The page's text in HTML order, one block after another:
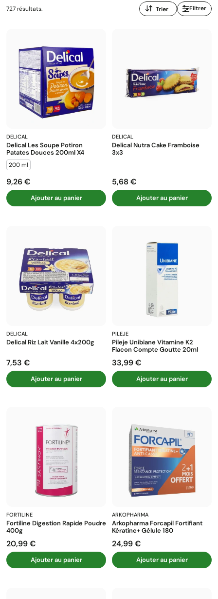
727 résultats.
Trier
par
Filtrer
DELICAL
Delical Les Soupe Potiron
Patates Douces 200ml X4
200 ml
Prix
9,26 €
Ajouter au panier
DELICAL
Delical Nutra Cake Framboise
3x3
Prix
5,68 €
Ajouter au panier
DELICAL
Delical Riz Lait Vanille 4x200g
Prix
7,53 €
Ajouter au panier
PILEJE
Pileje Unibiane Vitamine K2
Flacon Compte Goutte 20ml
Prix
33,99 €
Ajouter au panier
FORTILINE
Fortiline Digestion Rapide Poudre
400g
Prix
20,99 €
Ajouter au panier
ARKOPHARMA
Arkopharma Forcapil Fortifiant
Kératine+ Gélule 180
Prix
24,99 €
Ajouter au panier